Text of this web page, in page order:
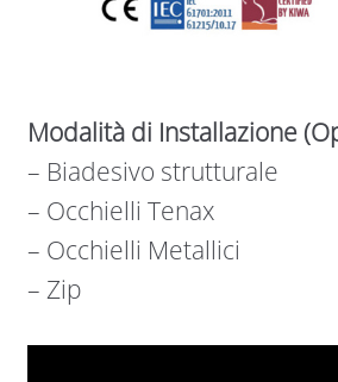
Modalità di Installazione
– Biadesivo strutturale
– Occhielli Tenax
– Occhielli Metallici
– Zip